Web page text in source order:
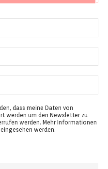
dass meine Daten von
werden um den Newsletter zu
werden. Mehr Informationen
eingesehen werden.